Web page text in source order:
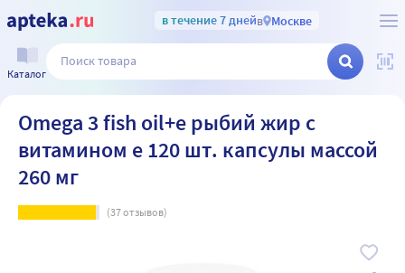
в течение 7 днейв Москве
Каталог
Omega 3 fish oil+e рыбий жир с
витамином е 120 шт. капсулы массой
260 мг
(37отзывов)